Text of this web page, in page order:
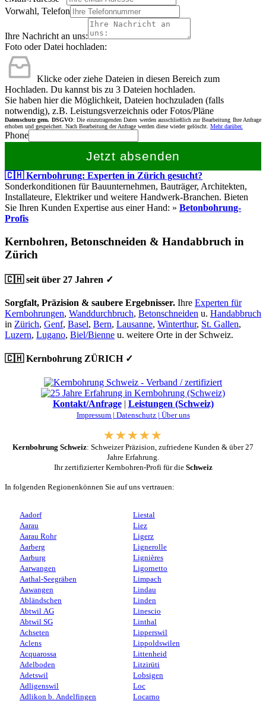
Vorwahl, Telefon
Ihre Nachricht an uns:
Foto oder Datei hochladen:
Klicke oder ziehe Dateien in diesen Bereich zum
Hochladen. Du kannst bis zu 3 Dateien hochladen.
Sie haben hier die Möglichkeit, Dateien hochzuladen (falls
notwendig), z.B. Leistungsverzeichnis oder Fotos/Pläne
Datenschutz gem. DSGVO: Die einzutragenden Daten werden ausschließlich zur Bearbeitung Ihre Anfrage
erhoben und gespeichert. Nach Bearbeitung der Anfrage werden diese wieder gelöscht. Mehr darüber.
Phone
Jetzt absenden
🇨🇭 Kernbohrung: Experten in Zürich gesucht?
Sonderkonditionen für Bauunternehmen, Bauträger, Architekten,
Installateure, Elektriker und weitere Handwerk-Branchen. Bieten
Sie Ihren Kunden Expertise aus einer Hand: » Betonbohrung-
Profis
Kernbohren, Betonschneiden & Handabbruch in
Zürich
🇨🇭 seit über 27 Jahren ✓
Sorgfalt, Präzision & saubere Ergebnisser. Ihre Experten für
Kernbohrungen, Wanddurchbruch, Betonschneiden u. Handabbruch
in Zürich, Genf, Basel, Bern, Lausanne, Winterthur, St. Gallen,
Luzern, Lugano, Biel/Bienne u. weitere Orte in der Schweiz.
🇨🇭 Kernbohrung ZÜRICH ✓
Kontakt/Anfrage| Leistungen (Schweiz)
Impressum | Datenschutz | Über uns
Kernbohrung Schweiz: Schweizer Präzision, zufriedene Kunden & über 27
Jahre Erfahrung.
Ihr zertifizierter Kernbohren-Profi für die Schweiz
In folgenden Regionenkönnen Sie auf uns vertrauen:
Aadorf
Aarau
Aarau Rohr
Aarberg
Aarburg
Aarwangen
Aathal-Seegräben
Aawangen
Abländschen
Abtwil AG
Abtwil SG
Achseten
Aclens
Acquarossa
Adelboden
Adetswil
Adligenswil
Adlikon b. Andelfingen
Liestal
Liez
Ligerz
Lignerolle
Lignières
Ligornetto
Limpach
Lindau
Linden
Linescio
Linthal
Lipperswil
Lippoldswilen
Littenheid
Litzirüti
Lobsigen
Loc
Locarno